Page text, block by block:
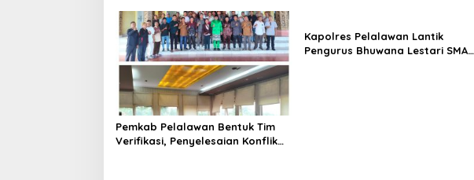
Dibuka untuk Kebun Sawit
Pemkab Pelalawan Bentuk Tim
Verifikasi, Penyelesaian Konflik
Kapolres Pelalawan Lantik
Pengurus Bhuwana Lestari SMAN